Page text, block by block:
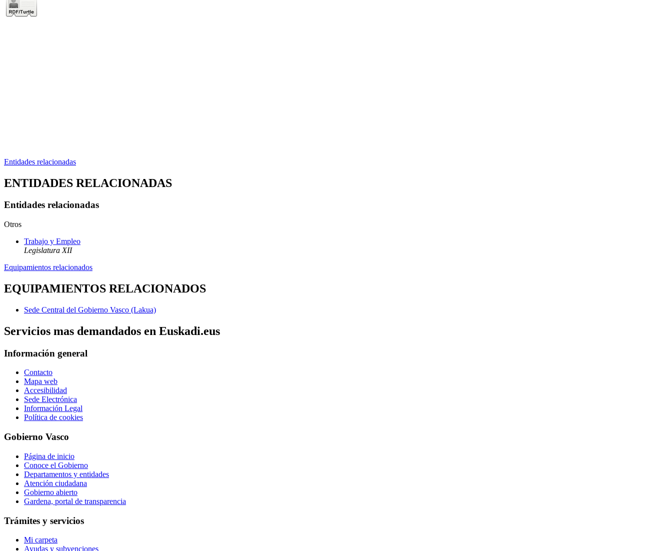
Entidades relacionadas
ENTIDADES RELACIONADAS
Entidades relacionadas
Otros
Trabajo y Empleo
Legislatura XII
Equipamientos relacionados
EQUIPAMIENTOS RELACIONADOS
Sede Central del Gobierno Vasco (Lakua)
Servicios mas demandados en Euskadi.eus
Información general
Contacto
Mapa web
Accesibilidad
Sede Electrónica
Información Legal
Política de cookies
Gobierno Vasco
Página de inicio
Conoce el Gobierno
Departamentos y entidades
Atención ciudadana
Gobierno abierto
Gardena, portal de transparencia
Trámites y servicios
Mi carpeta
Ayudas y subvenciones